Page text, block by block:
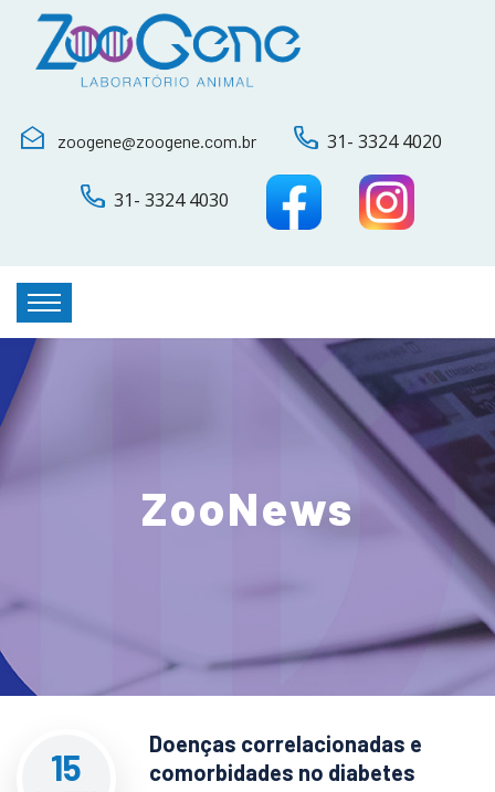
zoogene@zoogene.com.br 31- 3324 4020
31- 3324 4030
ZooNews
15
Doenças correlacionadas e
comorbidades no diabetes